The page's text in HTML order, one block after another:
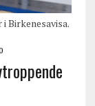
Birkenesavisa.